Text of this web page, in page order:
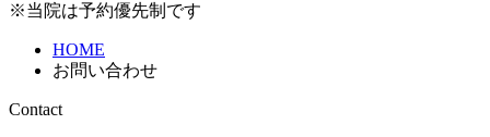
※当院は予約優先制です
HOME
お問い合わせ
Contact